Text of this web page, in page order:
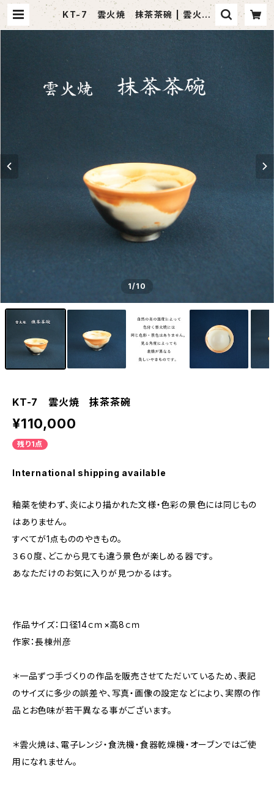
KT-7 雲火焼 抹茶茶碗 | 雲火焼
Webショップ
1/10
KT-7 雲火焼 抹茶茶碗
¥110,000
残り1点
International shipping available
釉薬を使わず、炎により描かれた文様・色彩の景色には同じもの
はありません。
すべてが1点もののやきもの。
３６０度、どこから見ても違う景色が楽しめる器です。
あなただけのお気に入りが見つかるはす。
作品サイズ：口径14ｃｍ×高8ｃｍ
作家：長棟州彦
＊一品ずつ手づくりの作品を販売させてただいているため、表記
のサイズに多少の誤差や、写真・画像の設定などにより、実際の作
品とお色味が若干異なる事がございます。
＊雲火焼は、電子レンジ・食洗機・食器乾燥機・オーブンではご使
用になれません。